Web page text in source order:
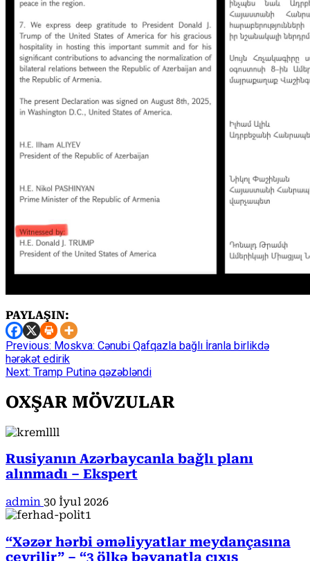
PAYLAŞIN:
Continue
Reading
Previous: Moskva: Cənubi Qafqazla bağlı İranla birlikdə
hərəkət edirik
Next: Tramp Putinə qəzəbləndi
OXŞAR MÖVZULAR
Rusiyanın Azərbaycanla bağlı planı
alınmadı – Ekspert
admin 30 İyul 2026
“Xəzər hərbi əməliyyatlar meydançasına
çevrilir” – “3 ölkə bəyanatla çıxış